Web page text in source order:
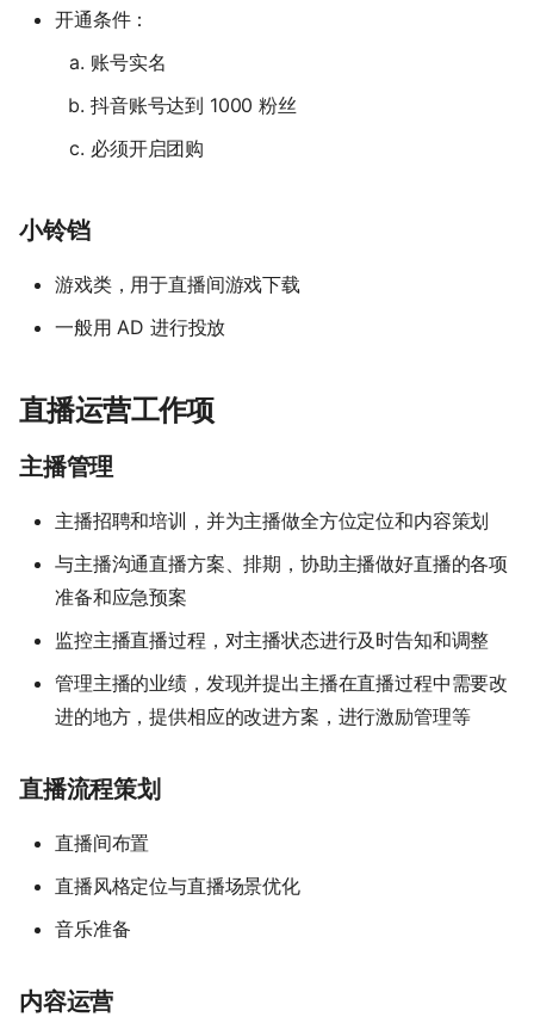
开通条件：
账号实名
抖音账号达到 1000 粉丝
必须开启团购
小铃铛
游戏类，用于直播间游戏下载
一般用 AD 进行投放
直播运营工作项
主播管理
主播招聘和培训，并为主播做全方位定位和内容策划
与主播沟通直播方案、排期，协助主播做好直播的各项
准备和应急预案
监控主播直播过程，对主播状态进行及时告知和调整
管理主播的业绩，发现并提出主播在直播过程中需要改
进的地方，提供相应的改进方案，进行激励管理等
直播流程策划
直播间布置
直播风格定位与直播场景优化
音乐准备
内容运营